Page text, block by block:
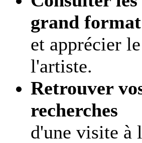
grand format
et apprécier
l'artiste.
Retrouver
recherches
d'une visite à